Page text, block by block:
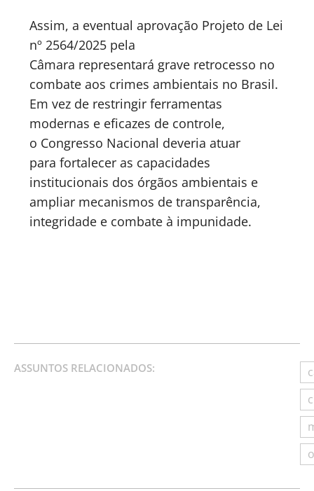
Assim, a eventual aprovação Projeto de Lei
nº 2564/2025 pela
Câmara representará grave retrocesso no
combate aos crimes ambientais no Brasil.
Em vez de restringir ferramentas
modernas e eficazes de controle,
o Congresso Nacional deveria atuar
para fortalecer as capacidades
institucionais dos órgãos ambientais e
ampliar mecanismos de transparência,
integridade e combate à impunidade.
ASSUNTOS RELACIONADOS: